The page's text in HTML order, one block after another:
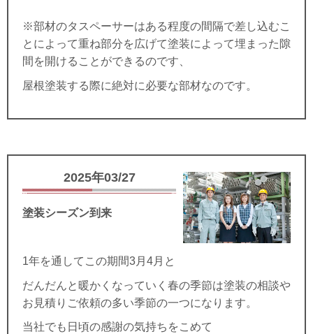
※部材のタスペーサーはある程度の間隔で差し込むこ
とによって重ね部分を広げて塗装によって埋まった隙
間を開けることができるのです、
屋根塗装する際に絶対に必要な部材なのです。
2025年03/27
塗装シーズン到来
1年を通してこの期間3月4月と
だんだんと暖かくなっていく春の季節は塗装の相談や
お見積りご依頼の多い季節の一つになります。
当社でも日頃の感謝の気持ちをこめて